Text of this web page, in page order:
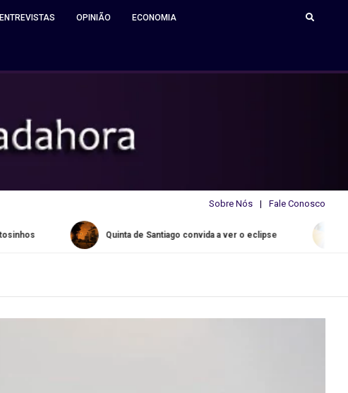
ENTREVISTAS OPINIÃO ECONOMIA
Sobre Nós Fale Conosco
Quinta de Santiago convida a ver o eclipse